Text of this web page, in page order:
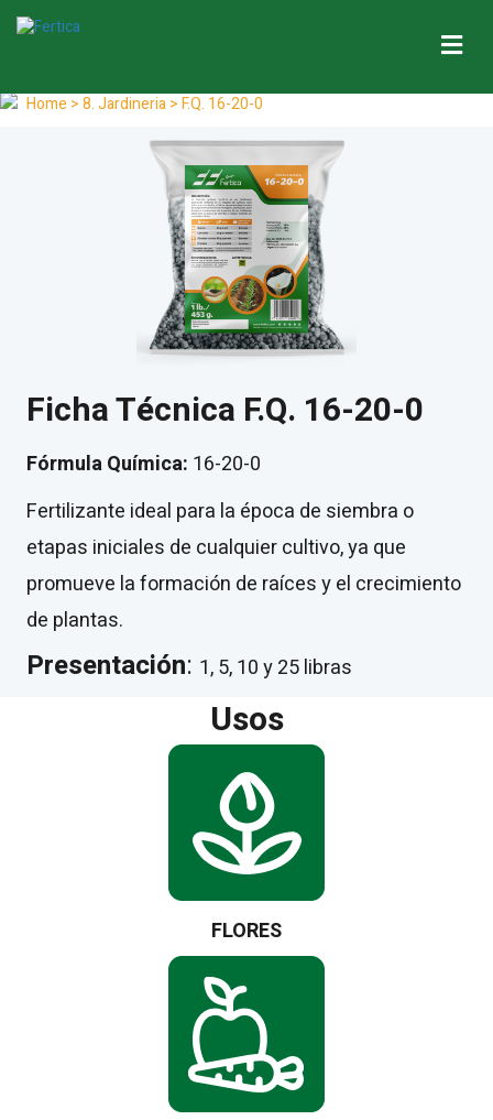
Home > 8. Jardineria > F.Q. 16-20-0
Ficha Técnica F.Q. 16-20-0
Fórmula Química: 16-20-0
Fertilizante ideal para la época de siembra o
etapas iniciales de cualquier cultivo, ya que
promueve la formación de raíces y el crecimiento
de plantas.
Presentación: 1, 5, 10 y 25 libras
Usos
FLORES